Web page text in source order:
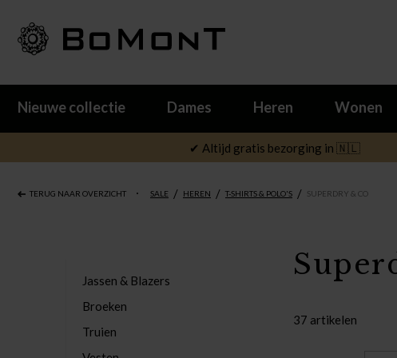
Nieuwe collectie Dames Heren Wonen
✔ Altijd gratis bezorging in 🇳🇱
TERUG NAAR OVERZICHT SALE / HEREN / T-SHIRTS & POLO'S / SUPERDRY & CO
Jassen & Blazers
Broeken
Truien
37 artikelen